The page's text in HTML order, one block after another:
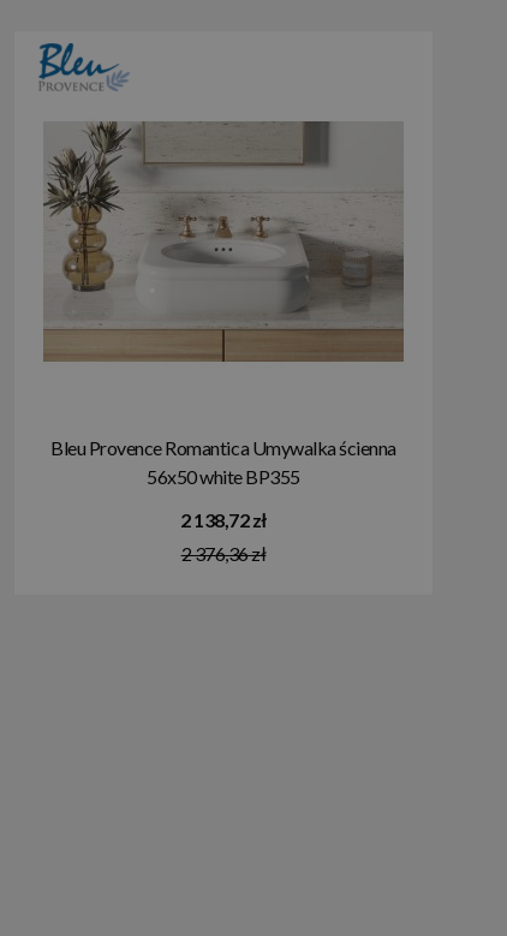
Bleu Provence Romantica Umywalka ścienna
56x50 white BP355
2 138,72 zł
2 376,36 zł